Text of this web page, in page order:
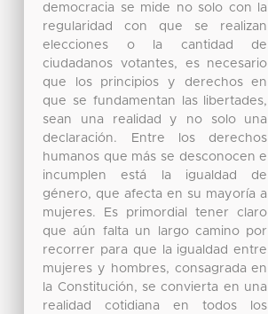
democracia se mide no solo con la
regularidad con que se realizan
elecciones o la cantidad de
ciudadanos votantes, es necesario
que los principios y derechos en
que se fundamentan las libertades,
sean una realidad y no solo una
declaración. Entre los derechos
humanos que más se desconocen e
incumplen está la igualdad de
género, que afecta en su mayoría a
mujeres. Es primordial tener claro
que aún falta un largo camino por
recorrer para que la igualdad entre
mujeres y hombres, consagrada en
la Constitución, se convierta en una
realidad cotidiana en todos los